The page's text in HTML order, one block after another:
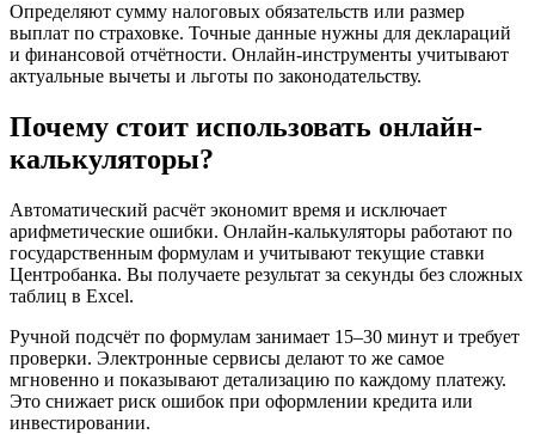
Определяют сумму налоговых обязательств или размер
выплат по страховке. Точные данные нужны для деклараций
и финансовой отчётности. Онлайн-инструменты учитывают
актуальные вычеты и льготы по законодательству.
Почему стоит использовать онлайн-
калькуляторы?
Автоматический расчёт экономит время и исключает
арифметические ошибки. Онлайн-калькуляторы работают по
государственным формулам и учитывают текущие ставки
Центробанка. Вы получаете результат за секунды без сложных
таблиц в Excel.
Ручной подсчёт по формулам занимает 15–30 минут и требует
проверки. Электронные сервисы делают то же самое
мгновенно и показывают детализацию по каждому платежу.
Это снижает риск ошибок при оформлении кредита или
инвестировании.